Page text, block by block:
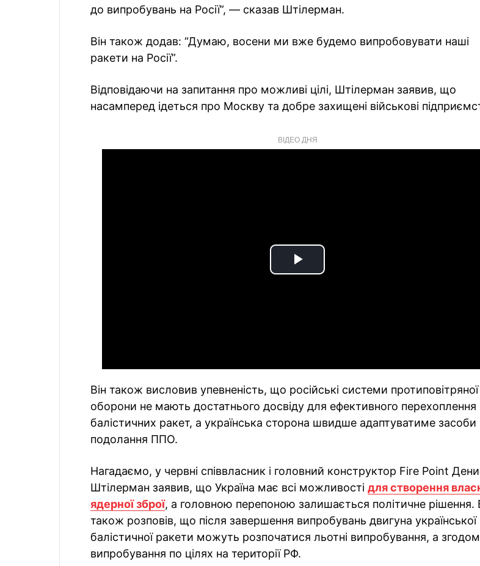
до випробувань на Росії”, — сказав Штілерман.
Він також додав: “Думаю, восени ми вже будемо випробовувати наші
ракети на Росії”.
Відповідаючи на запитання про можливі цілі, Штілерман заявив, що
насамперед ідеться про Москву та добре захищені військові
ВІДЕО ДНЯ
Play
Він також висловив упевненість, що російські системи протиповітряної
оборони не мають достатнього досвіду для ефективного перехоплення
балістичних ракет, а українська сторона швидше адаптуватиме засоби
подолання ППО.
Нагадаємо, у червні співвласник і головний конструктор Fire Point
Штілерман заявив, що Україна має всі можливості для створення
ядерної зброї, а головною перепоною залишається політичне рішення.
також розповів, що після завершення випробувань двигуна української
балістичної ракети можуть розпочатися льотні випробування, а
випробування по цілях на території РФ.